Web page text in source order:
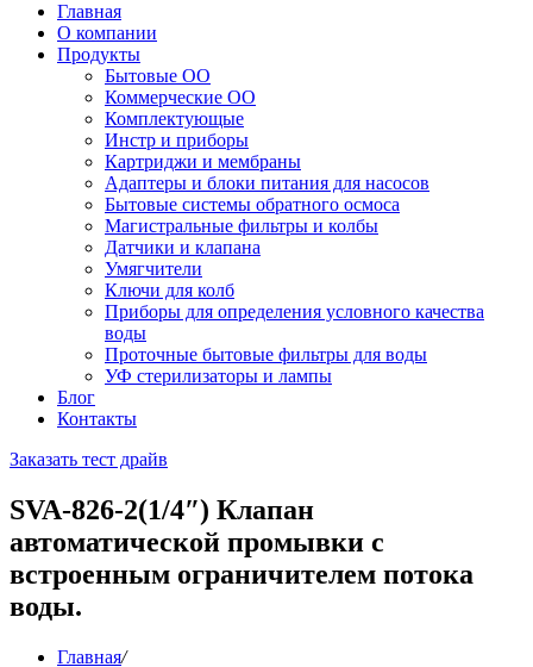
Главная
О компании
Продукты
Бытовые ОО
Коммерческие ОО
Комплектующые
Инстр и приборы
Картриджи и мембраны
Адаптеры и блоки питания для насосов
Бытовые системы обратного осмоса
Магистральные фильтры и колбы
Датчики и клапана
Умягчители
Ключи для колб
Приборы для определения условного качества
воды
Проточные бытовые фильтры для воды
УФ стерилизаторы и лампы
Блог
Контакты
Заказать тест драйв
SVA-826-2(1/4″) Клапан
автоматической промывки с
встроенным ограничителем потока
воды.
Главная/